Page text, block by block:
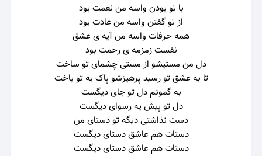
با تو بودن واسه من نعمت بود
از تو گفتن واسه من عادت بود
همه حرفات واسه من آیه ی عشق
نفست زمزمه ی رحمت بود
دل من مستیشو از مستی چشمای تو ساخت
تا به عشق تو رسید پرهیزشو پاک به تو باخت
به گمونم دل تو جای دیگست
دل تو پیش یه رسوای دیگست
دست نذاشتی دیگه تو دستای من
دستات هم عاشق دستای دیگست
دستات هم عاشق دستای دیگست